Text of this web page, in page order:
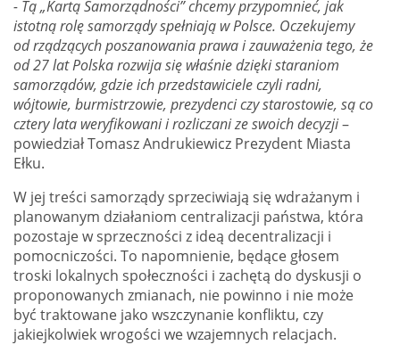
- Tą „Kartą Samorządności” chcemy przypomnieć, jak
istotną rolę samorządy spełniają w Polsce. Oczekujemy
od rządzących poszanowania prawa i zauważenia tego, że
od 27 lat Polska rozwija się właśnie dzięki staraniom
samorządów, gdzie ich przedstawiciele czyli radni,
wójtowie, burmistrzowie, prezydenci czy starostowie, są co
cztery lata weryfikowani i rozliczani ze swoich decyzji–
powiedział Tomasz Andrukiewicz Prezydent Miasta
Ełku.
W jej treści samorządy sprzeciwiają się wdrażanym i
planowanym działaniom centralizacji państwa, która
pozostaje w sprzeczności z ideą decentralizacji i
pomocniczości. To napomnienie, będące głosem
troski lokalnych społeczności i zachętą do dyskusji o
proponowanych zmianach, nie powinno i nie może
być traktowane jako wszczynanie konfliktu, czy
jakiejkolwiek wrogości we wzajemnych relacjach.